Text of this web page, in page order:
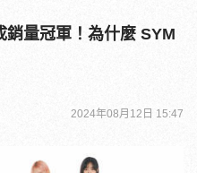
量冠軍！為什麼 SYM
2024年08月12日 15:47